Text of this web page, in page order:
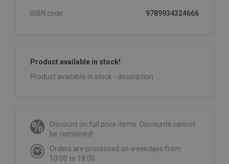
ISBN code: 9789934324666
Product available in stock!
Product available in stock - description
Discount on full price items. Discounts cannot
be combined!
Orders are processed on weekdays from
10:00 to 18:00.